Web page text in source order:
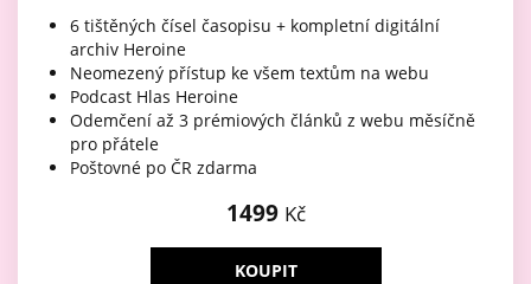
6 tištěných čísel časopisu + kompletní digitální
archiv Heroine
Neomezený přístup ke všem textům na webu
Podcast Hlas Heroine
Odemčení až 3 prémiových článků z webu měsíčně
pro přátele
Poštovné po ČR zdarma
1499 Kč
KOUPIT